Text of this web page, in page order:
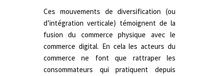
Ces mouvements de diversification (ou
d’intégration verticale) témoignent de la
fusion du commerce physique avec le
commerce digital. En cela les acteurs du
commerce ne font que rattraper les
consommateurs qui pratiquent depuis